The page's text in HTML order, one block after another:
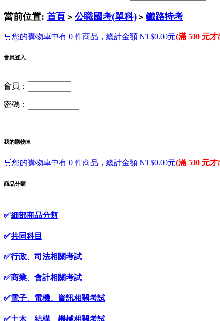
當前位置: 首頁 > 公職國考(單科) > 鐵路特考
🛒您的購物車中有 0 件商品，總計金額 NT$0.00元(滿 500 元才
會員登入
會員：
密碼：
我的購物車
🛒您的購物車中有 0 件商品，總計金額 NT$0.00元(滿 500 元才
商品分類
✅細部商品分類
✅共同科目
✅行政、司法相關考試
✅商業、會計相關考試
✅電子、電機、資訊相關考試
✅土木、結構、機械相關考試